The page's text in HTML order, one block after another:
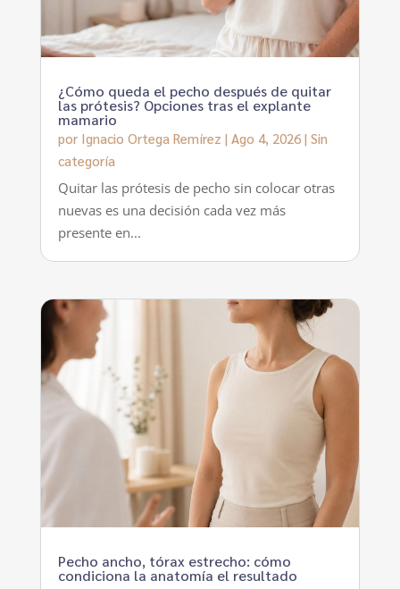
¿Cómo queda el pecho después de quitar
las prótesis? Opciones tras el explante
mamario
por Ignacio Ortega Remírez | Ago 4, 2026| Sin
categoría
Quitar las prótesis de pecho sin colocar otras
nuevas es una decisión cada vez más
presente en...
Pecho ancho, tórax estrecho: cómo
condiciona la anatomía el resultado